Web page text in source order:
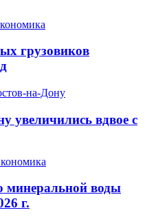
грузовиков
на-Дону
увеличились вдвое с
минеральной воды
г.